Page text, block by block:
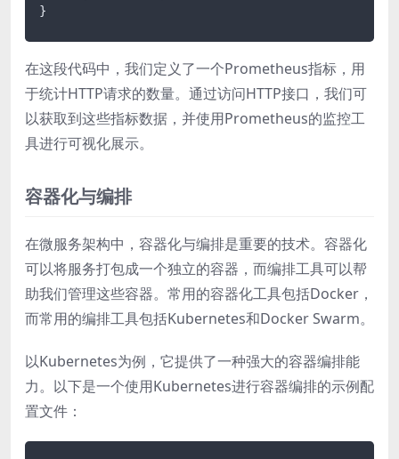
在这段代码中，我们定义了一个Prometheus指标，用
于统计HTTP请求的数量。通过访问HTTP接口，我们可
以获取到这些指标数据，并使用Prometheus的监控工
具进行可视化展示。
容器化与编排
在微服务架构中，容器化与编排是重要的技术。容器化
可以将服务打包成一个独立的容器，而编排工具可以帮
助我们管理这些容器。常用的容器化工具包括Docker，
而常用的编排工具包括Kubernetes和Docker Swarm。
以Kubernetes为例，它提供了一种强大的容器编排能
力。以下是一个使用Kubernetes进行容器编排的示例配
置文件：